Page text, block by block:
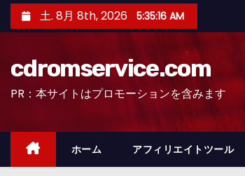
ン
ッ
土. 8月 8th, 2026 5:35:18 AM
cdromservice.com
PR：本サイトはプロモーションを含みます
ホーム アフィリエイトツール